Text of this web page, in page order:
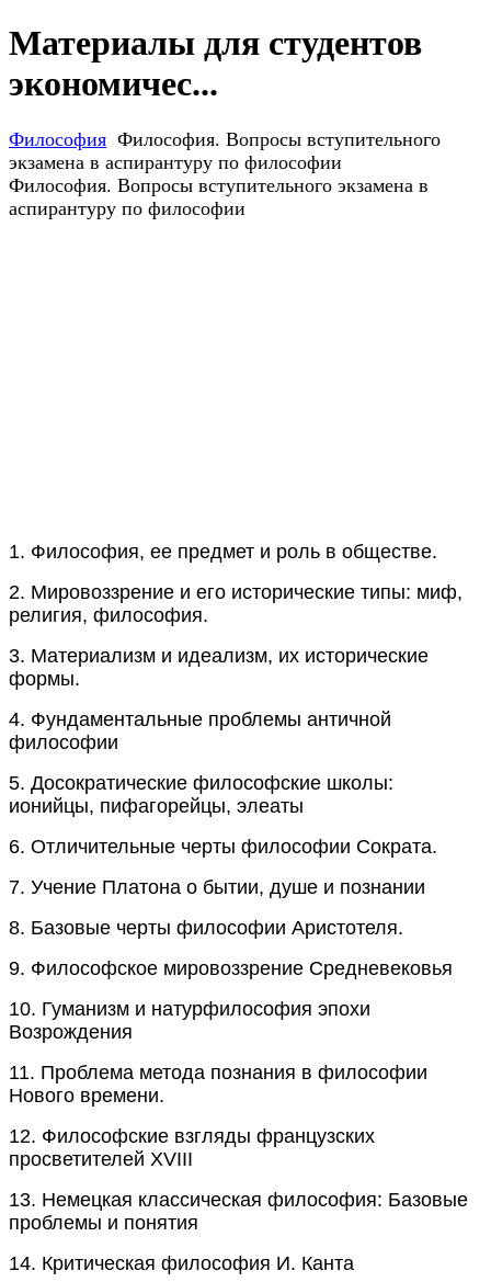
Материалы для студентов
экономичес...
Философия Философия. Вопросы вступительного
экзамена в аспирантуру по философии
Философия. Вопросы вступительного экзамена в
аспирантуру по философии
1. Философия, ее предмет и роль в обществе.
2. Мировоззрение и его исторические типы: миф,
религия, философия.
3. Материализм и идеализм, их исторические
формы.
4. Фундаментальные проблемы античной
философии
5. Досократические философские школы:
ионийцы, пифагорейцы, элеаты
6. Отличительные черты философии Сократа.
7. Учение Платона о бытии, душе и познании
8. Базовые черты философии Аристотеля.
9. Философское мировоззрение Средневековья
10. Гуманизм и натурфилософия эпохи
Возрождения
11. Проблема метода познания в философии
Нового времени.
12. Философские взгляды французских
просветителей XVIII
13. Немецкая классическая философия: Базовые
проблемы и понятия
14. Критическая философия И. Канта